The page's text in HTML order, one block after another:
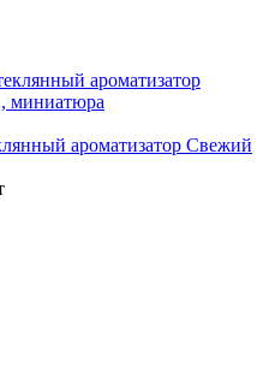
ароматизатор Свежий